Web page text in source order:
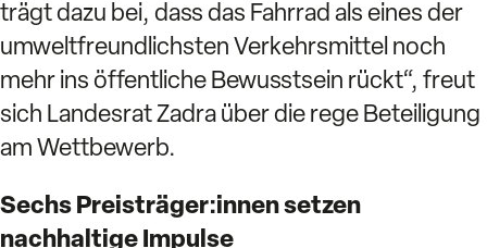
trägt dazu bei, dass das Fahrrad als eines der
umweltfreundlichsten Verkehrsmittel noch
mehr ins öffentliche Bewusstsein rückt“, freut
sich Landesrat Zadra über die rege Beteiligung
am Wettbewerb.
Sechs Preisträger:innen setzen
nachhaltige Impulse